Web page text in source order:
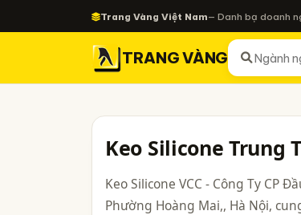
Trang Vàng Việt Nam— Danh bạ doanh
TRANG VÀNG
Keo Silicone Trung
Keo Silicone VCC - Công Ty CP
Phường Hoàng Mai,, Hà Nội,